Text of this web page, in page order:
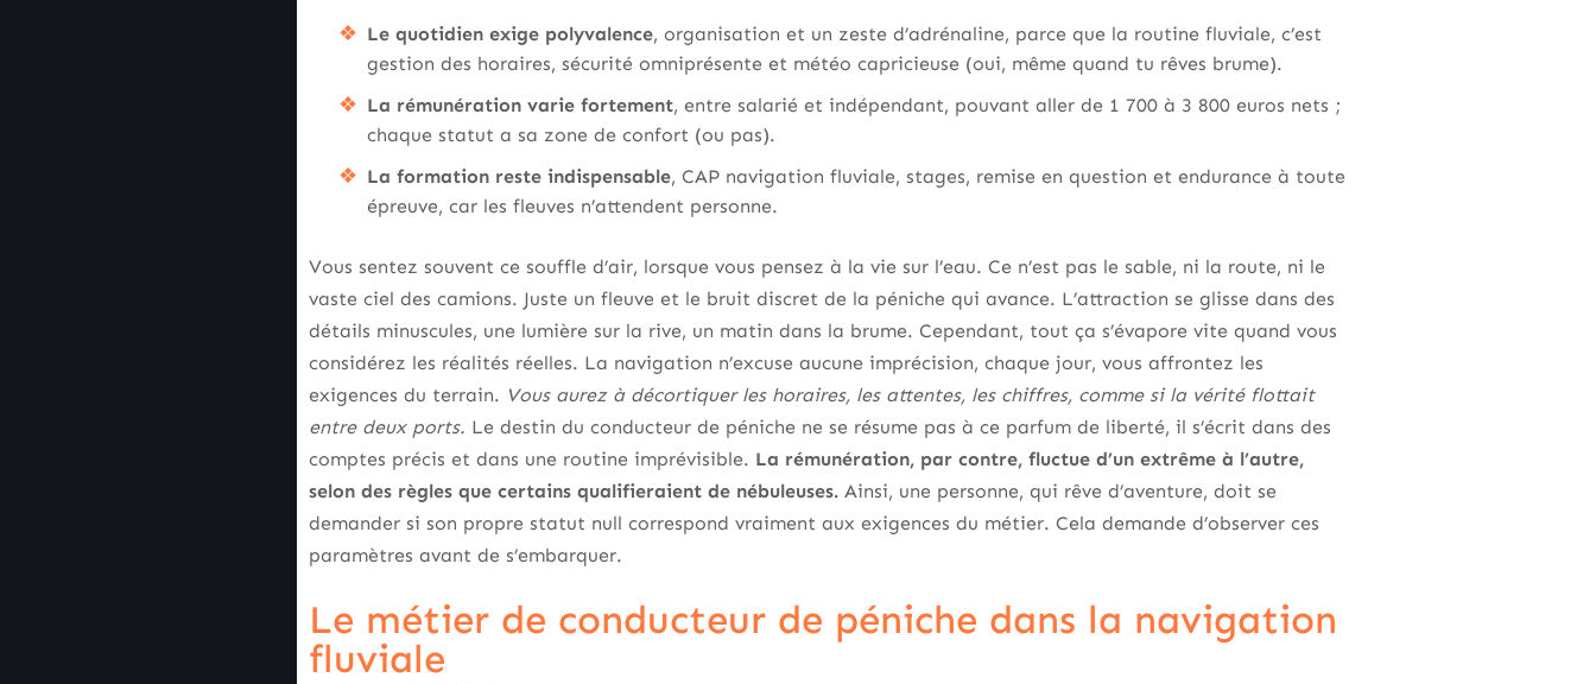
Le quotidien exige polyvalence, organisation et un zeste d’adrénaline, parce que la routine fluviale, c’est
gestion des horaires, sécurité omniprésente et météo capricieuse (oui, même quand tu rêves brume).
La rémunération varie fortement, entre salarié et indépendant, pouvant aller de 1 700 à 3 800 euros nets ;
chaque statut a sa zone de confort (ou pas).
La formation reste indispensable, CAP navigation fluviale, stages, remise en question et endurance à toute
épreuve, car les fleuves n’attendent personne.
Vous sentez souvent ce souffle d’air, lorsque vous pensez à la vie sur l’eau. Ce n’est pas le sable, ni la route, ni le
vaste ciel des camions. Juste un fleuve et le bruit discret de la péniche qui avance. L’attraction se glisse dans des
détails minuscules, une lumière sur la rive, un matin dans la brume. Cependant, tout ça s’évapore vite quand vous
considérez les réalités réelles. La navigation n’excuse aucune imprécision, chaque jour, vous affrontez les
exigences du terrain. Vous aurez à décortiquer les horaires, les attentes, les chiffres, comme si la vérité flottait
entre deux ports. Le destin du conducteur de péniche ne se résume pas à ce parfum de liberté, il s’écrit dans des
comptes précis et dans une routine imprévisible. La rémunération, par contre, fluctue d’un extrême à l’autre,
selon des règles que certains qualifieraient de nébuleuses. Ainsi, une personne, qui rêve d’aventure, doit se
demander si son propre statut null correspond vraiment aux exigences du métier. Cela demande d’observer ces
paramètres avant de s’embarquer.
Le métier de conducteur de péniche dans la navigation
fluviale